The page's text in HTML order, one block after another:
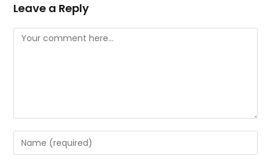
Leave a Reply
Comment
Enter
your